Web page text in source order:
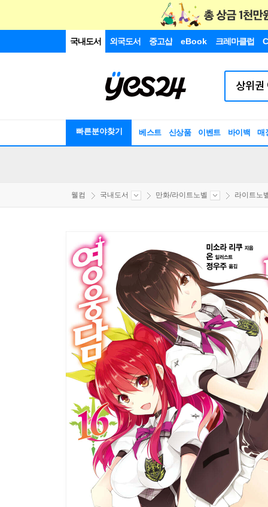
국내도서 외국도서 중고샵 eBook 크레마클럽
빠른분야찾기 베스트 신상품 이벤트 바이백 매
웰컴 국내도서 만화/라이트노벨 라이트노